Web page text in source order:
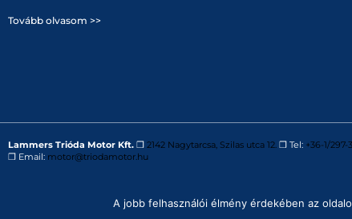
Tovább olvasom >>
Lammers Trióda Motor Kft. ❒ 2142 Nagytarcsa, Szilas utca 12. ❒ Tel: +36-1/297-
❒ Email: motor@triodamotor.hu
A jobb felhasználói élmény érdekében az